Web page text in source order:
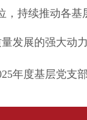
，持续推动各
发展的强大动
年度基层党支